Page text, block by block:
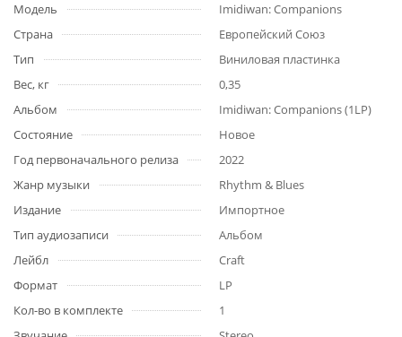
Модель
Imidiwan: Companions
Страна
Европейский Союз
Тип
Виниловая пластинка
Вес, кг
0,35
Альбом
Imidiwan: Companions (1LP)
Состояние
Новое
Год первоначального релиза
2022
Жанр музыки
Rhythm & Blues
Издание
Импортное
Тип аудиозаписи
Альбом
Лейбл
Craft
Формат
LP
Кол-во в комплекте
1